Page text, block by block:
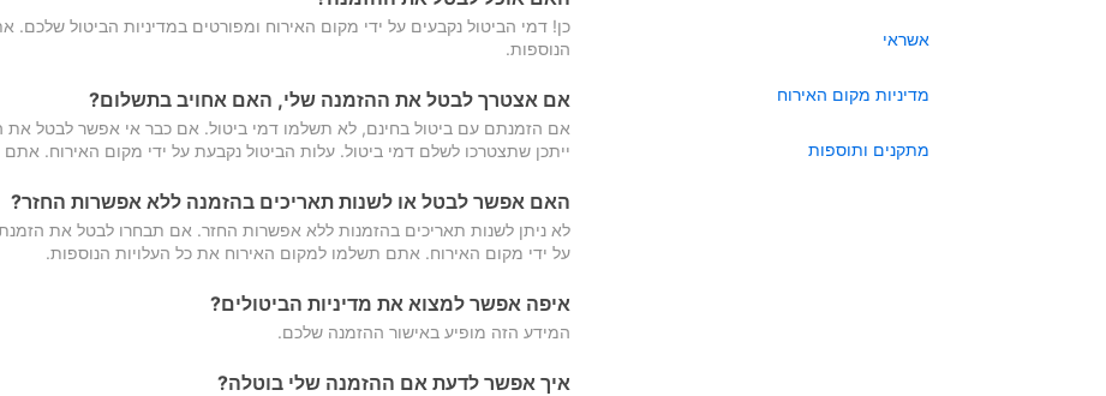
אשראי
מדיניות מקום האירוח
מתקנים ותוספות
כן! דמי הביטול נקבעים על ידי מקום האירוח ומפורטים במדיניות הביטול
הנוספות.
אם אצטרך לבטל את ההזמנה שלי, האם אחויב בתשלום?
אם הזמנתם עם ביטול בחינם, לא תשלמו דמי ביטול. אם כבר אי אפשר לבטל את
ייתכן שתצטרכו לשלם דמי ביטול. עלות הביטול נקבעת על ידי מקום האירוח.
האם אפשר לבטל או לשנות תאריכים בהזמנה ללא אפשרות החזר?
לא ניתן לשנות תאריכים בהזמנות ללא אפשרות החזר. אם תבחרו לבטל את
על ידי מקום האירוח. אתם תשלמו למקום האירוח את כל העלויות הנוספות.
איפה אפשר למצוא את מדיניות הביטולים?
המידע הזה מופיע באישור ההזמנה שלכם.
איך אפשר לדעת אם ההזמנה שלי בוטלה?